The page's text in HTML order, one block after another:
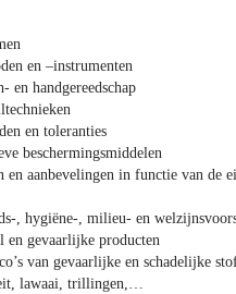
en –instrumenten
en handgereedschap
en toleranties
beschermingsmiddelen
aanbevelingen in functie van de
, hygiëne-, milieu- en
en gevaarlijke producten
van gevaarlijke en schadelijke
lawaai, trillingen,…